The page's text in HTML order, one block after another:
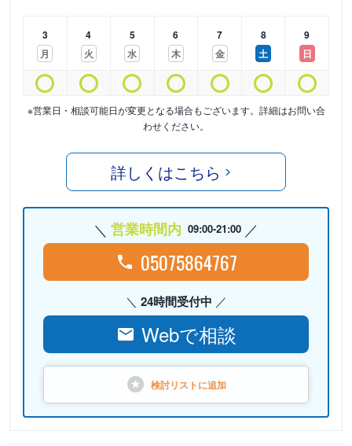
3
月
4
火
5
水
6
木
7
金
8
土
9
日
※営業日・相談可能日が変更となる場合もございます。詳細はお問い合
わせください。
詳しくはこちら
営業時間内 09:00-21:00
05075864767
24時間受付中
Webで相談
検討リストに追加